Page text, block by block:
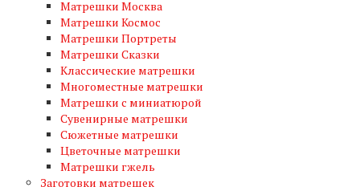
Матрешки Москва
Матрешки Космос
Матрешки Портреты
Матрешки Сказки
Классические матрешки
Многоместные матрешки
Матрешки с миниатюрой
Сувенирные матрешки
Сюжетные матрешки
Цветочные матрешки
Матрешки гжель
Заготовки матрешек